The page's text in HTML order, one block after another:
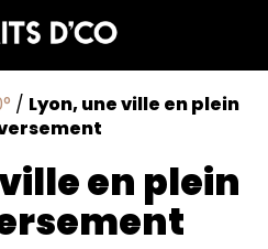
/ Lyon, une ville en plein
en plein